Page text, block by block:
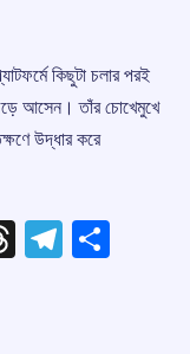
কিছুটা চলার পরই
আসেন। তাঁর চোখেমুখে
উদ্ধার করে
Threads